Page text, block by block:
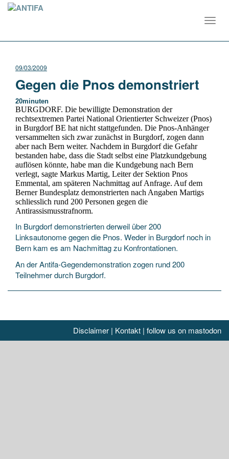
09/03/2009
Gegen die Pnos demonstriert
20minuten
BURGDORF. Die bewilligte Demonstration der
rechtsextremen Partei National Orientierter Schweizer (Pnos)
in Burgdorf BE hat nicht stattgefunden. Die Pnos-Anhänger
versammelten sich zwar zunächst in Burgdorf, zogen dann
aber nach Bern weiter. Nachdem in Burgdorf die Gefahr
bestanden habe, dass die Stadt selbst eine Platzkundgebung
auflösen könnte, habe man die Kundgebung nach Bern
verlegt, sagte Markus Martig, Leiter der Sektion Pnos
Emmental, am späteren Nachmittag auf Anfrage. Auf dem
Berner Bundesplatz demonstrierten nach Angaben Martigs
schliesslich rund 200 Personen gegen die
Antirassismusstrafnorm.
In Burgdorf demonstrierten derweil über 200
Linksautonome gegen die Pnos. Weder in Burgdorf noch in
Bern kam es am Nachmittag zu Konfrontationen.
An der Antifa-Gegendemonstration zogen rund 200
Teilnehmer durch Burgdorf.
Disclaimer | Kontakt | follow us on mastodon